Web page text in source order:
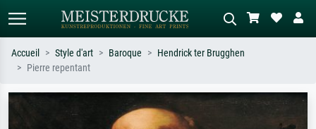
Recherchez par artiste, titre ou style –
ex. Monet, Nuit étoilée,
Décrivez la scène – ex. prairie verte,
abstrait avec beaucoup de rouge,
Accueil Style d'art Baroque
Hendrick ter Brugghen
Pierre repentant